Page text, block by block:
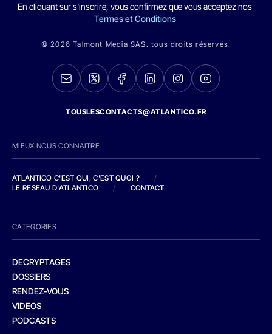
En cliquant sur s'inscrire, vous confirmez que vous acceptez nos
Termes et Conditions
© 2026 Talmont Media SAS. tous droits réservés.
TOUSLESCONTACTS@ATLANTICO.FR
MIEUX NOUS CONNAITRE
ATLANTICO C'EST QUI, C'EST QUOI ?
/
LE RESEAU D'ATLANTICO
/ CONTACT
CATEGORIES
DECRYPTAGES
DOSSIERS
RENDEZ-VOUS
VIDEOS
PODCASTS